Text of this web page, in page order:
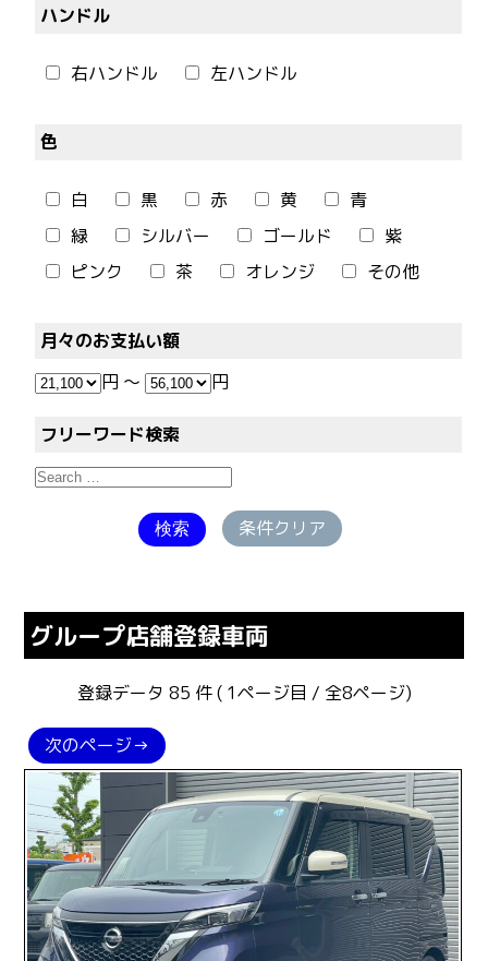
ハンドル
右ハンドル 左ハンドル
色
白 黒 赤 黄
青
緑
シルバー ゴールド
紫
ピンク
茶 オレンジ その他
月々のお支払い額
円 ～ 円
フリーワード検索
条件クリア
グループ店舗登録車両
登録データ 85 件 ( 1ページ目 / 全8ページ)
次のページ→